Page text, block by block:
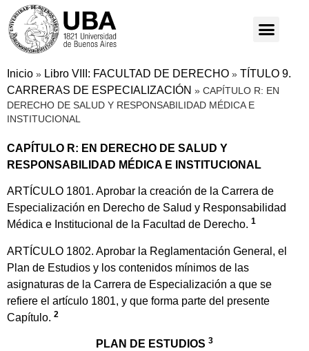
Inicio » Libro VIII: FACULTAD DE DERECHO » TÍTULO 9.
CARRERAS DE ESPECIALIZACIÓN » CAPÍTULO R: EN
DERECHO DE SALUD Y RESPONSABILIDAD MÉDICA E
INSTITUCIONAL
CAPÍTULO R: EN DERECHO DE SALUD Y
RESPONSABILIDAD MÉDICA E INSTITUCIONAL
ARTÍCULO 1801. Aprobar la creación de la Carrera de
Especialización en Derecho de Salud y Responsabilidad
Médica e Institucional de la Facultad de Derecho. 1
ARTÍCULO 1802. Aprobar la Reglamentación General, el
Plan de Estudios y los contenidos mínimos de las
asignaturas de la Carrera de Especialización a que se
refiere el artículo 1801, y que forma parte del presente
Capítulo. 2
PLAN DE ESTUDIOS 3